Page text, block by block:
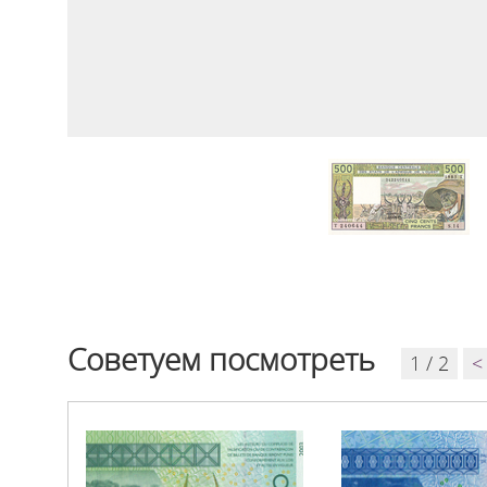
Советуем посмотреть 1 / 2 <